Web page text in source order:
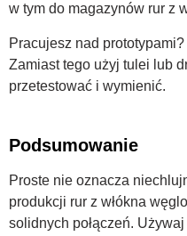
w tym do magazynów rur z
Pracujesz nad
Zamiast tego użyj tulei lub
przetestować i wymienić.
Podsumowanie
Proste nie oznacza
produkcji rur z włókna
solidnych połączeń.